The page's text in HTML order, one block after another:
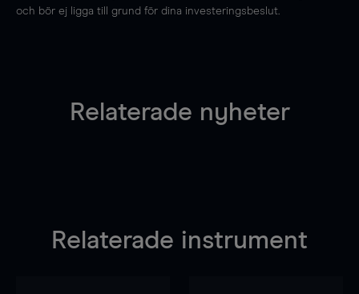
och bör ej ligga till grund för dina investeringsbeslut.
Relaterade nyheter
Relaterade instrument